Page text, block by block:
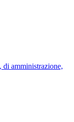
amministrazione,